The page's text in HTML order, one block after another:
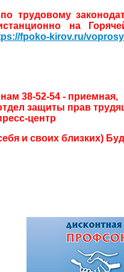
трудовому
на
fpoko-kirov.ru/
38-52-54 - приемная,
защиты прав
центр
и своих близких)